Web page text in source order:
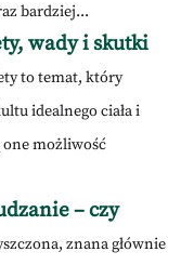
bardziej...
wady i skutki
to temat, który
idealnego ciała i
one możliwość
– czy
znana głównie